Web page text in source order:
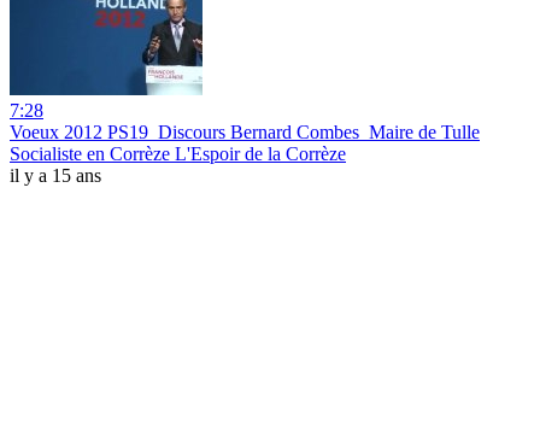
7:28
Voeux 2012 PS19_Discours Bernard Combes_Maire de Tulle
Socialiste en Corrèze L'Espoir de la Corrèze
il y a 15 ans